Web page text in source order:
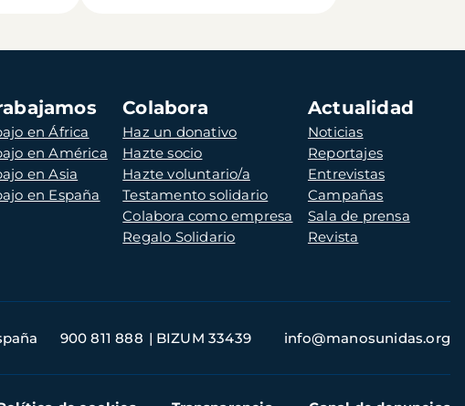
en África
en América
en Asia
en España
Colabora
Haz un donativo
Hazte socio
Hazte voluntario/a
Testamento solidario
Colabora como empresa
Regalo Solidario
Actualidad
Noticias
Reportajes
Entrevistas
Campañas
Sala de prensa
Revista
900 811 888 BIZUM 33439 info@manosunidas.org